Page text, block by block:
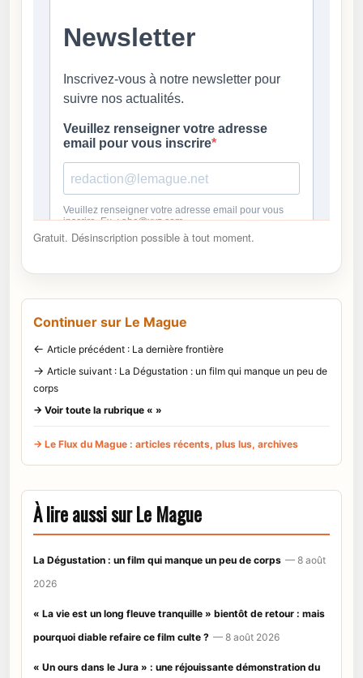
Gratuit. Désinscription possible à tout moment.
Continuer sur Le Mague
← Article précédent : La dernière frontière
→ Article suivant : La Dégustation : un film qui manque un peu de
corps
→ Voir toute la rubrique « »
→ Le Flux du Mague : articles récents, plus lus, archives
À lire aussi sur Le Mague
La Dégustation : un film qui manque un peu de corps — 8 août
2026
« La vie est un long fleuve tranquille » bientôt de retour : mais
pourquoi diable refaire ce film culte ? — 8 août 2026
« Un ours dans le Jura » : une réjouissante démonstration du